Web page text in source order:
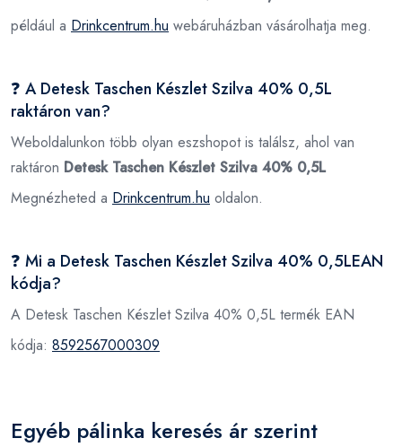
például a Drinkcentrum.hu webáruházban vásárolhatja meg.
❓ A Detesk Taschen Készlet Szilva 40% 0,5L
raktáron van?
Weboldalunkon több olyan eszshopot is találsz, ahol van
raktáron Detesk Taschen Készlet Szilva 40% 0,5L
Megnézheted a Drinkcentrum.hu oldalon.
❓ Mi a Detesk Taschen Készlet Szilva 40% 0,5LEAN
kódja?
A Detesk Taschen Készlet Szilva 40% 0,5L termék EAN
kódja: 8592567000309
Egyéb pálinka keresés ár szerint